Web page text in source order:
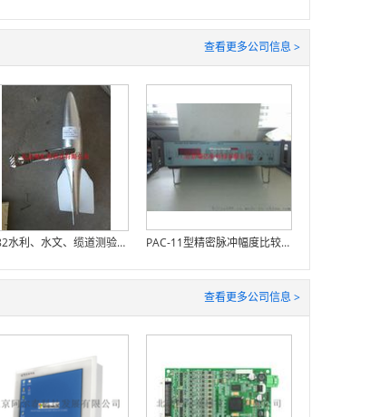
查看更多公司信息 >
KI-82水利、水文、缆道测验用铅鱼 PAC-11型精密脉冲幅度比较仪
查看更多公司信息 >